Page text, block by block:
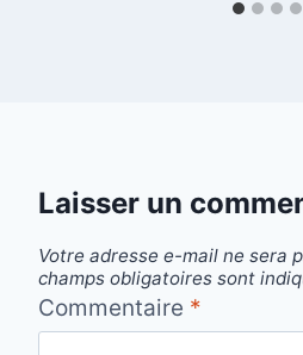
Laisser un
Votre adresse e-mail ne sera
champs obligatoires sont
Commentaire *